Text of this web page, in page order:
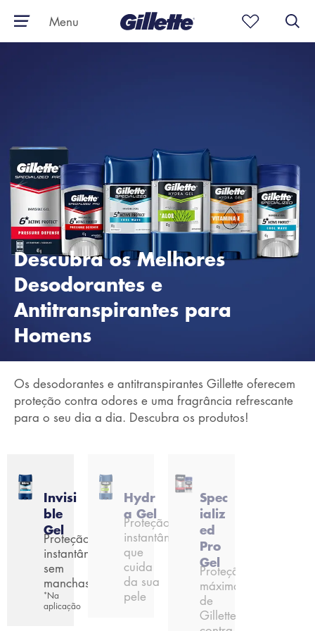
Menu
Descubra os Melhores
Desodorantes e
Antitranspirantes para
Homens
Os desodorantes e antitranspirantes Gillette oferecem
proteção contra odores e uma fragrância refrescante
para o seu dia a dia. Descubra os produtos!
Invisi
ble
Gel
Proteção
instantânea
sem
manchas
∗ Na
aplicação
Hydr
a Gel
Proteção
instantânea
que
cuida
da sua
pele
Spec
ializ
ed
Pro
Gel
Proteção
máxima
de
Gillette